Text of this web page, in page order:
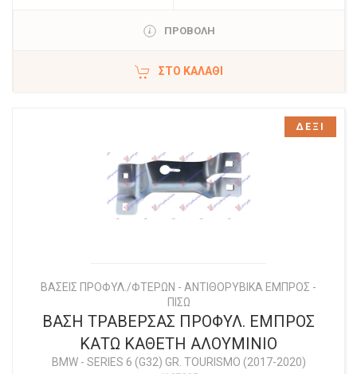
ΠΡΟΒΟΛΗ
ΣΤΟ ΚΑΛΆΘΙ
ΒΑΣΕΙΣ ΠΡΟΦΥΛ./ΦΤΕΡΩΝ - ΑΝΤΙΘΟΡΥΒΙΚΑ ΕΜΠΡΟΣ -
ΠΙΣΩ
ΒΑΣΗ ΤΡΑΒΕΡΣΑΣ ΠΡΟΦΥΛ. ΕΜΠΡΟΣ
ΚΑΤΩ ΚΑΘΕΤΗ ΑΛΟΥΜΙΝΙΟ
BMW- SERIES 6 (G32) GR. TOURISMO (2017-2020)
ΔΕΞΙ